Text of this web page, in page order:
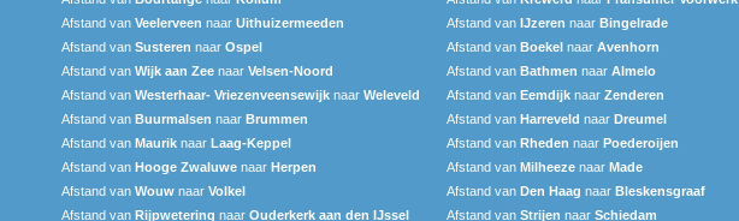
Afstand van Veelerveen naar Uithuizermeeden Afstand van IJzeren naar Bingelrade
Afstand van Susteren naar Ospel Afstand van Boekel naar Avenhorn
Afstand van Wijk aan Zee naar Velsen-Noord Afstand van Bathmen naar Almelo
Afstand van Westerhaar- Vriezenveensewijk naar Weleveld Afstand van Eemdijk naar Zenderen
Afstand van Buurmalsen naar Brummen Afstand van Harreveld naar Dreumel
Afstand van Maurik naar Laag-Keppel Afstand van Rheden naar Poederoijen
Afstand van Hooge Zwaluwe naar Herpen Afstand van Milheeze naar Made
Afstand van Wouw naar Volkel Afstand van Den Haag naar Bleskensgraaf
Afstand van Rijpwetering naar Ouderkerk aan den IJssel Afstand van Strijen naar Schiedam